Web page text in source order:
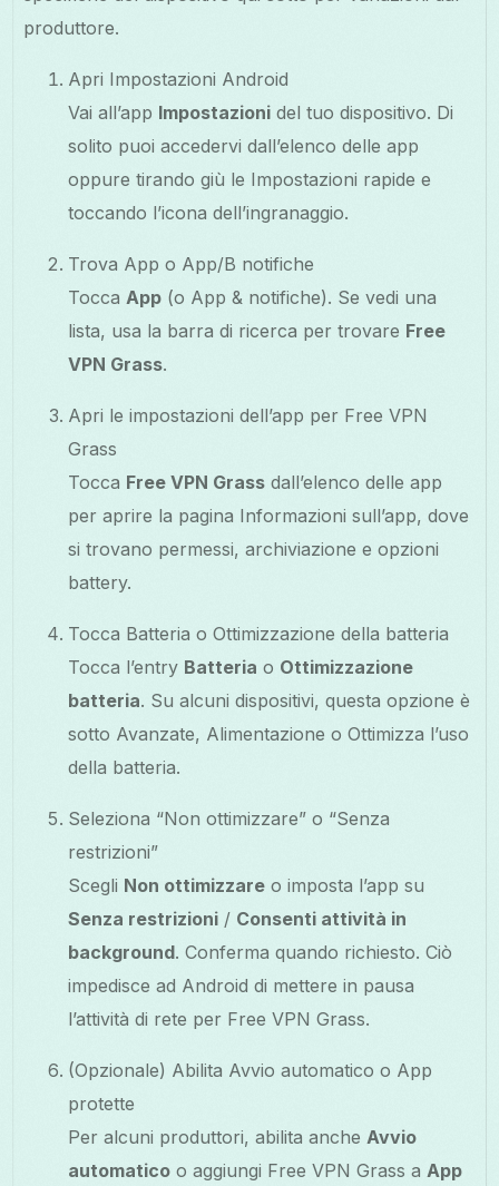
produttore.
Apri Impostazioni Android
Vai all’app Impostazioni del tuo dispositivo. Di
solito puoi accedervi dall’elenco delle app
oppure tirando giù le Impostazioni rapide e
toccando l’icona dell’ingranaggio.
Trova App o App/B notifiche
Tocca App (o App & notifiche). Se vedi una
lista, usa la barra di ricerca per trovare Free
VPN Grass.
Apri le impostazioni dell’app per Free VPN
Grass
Tocca Free VPN Grass dall’elenco delle app
per aprire la pagina Informazioni sull’app, dove
si trovano permessi, archiviazione e opzioni
battery.
Tocca Batteria o Ottimizzazione della batteria
Tocca l’entry Batteria o Ottimizzazione
batteria. Su alcuni dispositivi, questa opzione è
sotto Avanzate, Alimentazione o Ottimizza l’uso
della batteria.
Seleziona “Non ottimizzare” o “Senza
restrizioni”
Scegli Non ottimizzare o imposta l’app su
Senza restrizioni / Consenti attività in
background. Conferma quando richiesto. Ciò
impedisce ad Android di mettere in pausa
l’attività di rete per Free VPN Grass.
(Opzionale) Abilita Avvio automatico o App
protette
Per alcuni produttori, abilita anche Avvio
automatico o aggiungi Free VPN Grass a App